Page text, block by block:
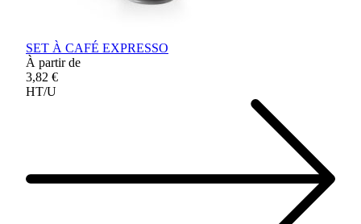
SET À CAFÉ EXPRESSO
À partir de
3,82 €
HT/U